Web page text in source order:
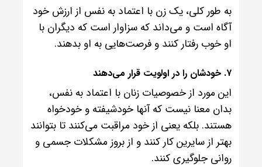
به طور کلی، یک زن با اعتماد به نفس از ارزش خود
آگاه است و می‌داند که سزاوار است که دیگران با
او خوب رفتار کنند و فرصت‌هایی به او بدهند.
۷. خودشان را در اولویت قرار می‌دهند
این مورد از خصوصیات زنان با اعتماد به نفس،
بدان معنا نیست که آنها خودشیفته و خودخواه
هستند. بلکه یعنی از خود مراقبت می‌کنند تا بتوانند
بهتر از سایرین کار کنند و از بروز مشکلات جسمی و
روانی جلوگیری کنند.